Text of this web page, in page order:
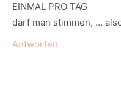
EINMAL PRO TAG
darf man stimmen, …
Antworten